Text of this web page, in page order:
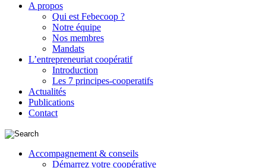
A propos
Qui est Febecoop ?
Notre équipe
Nos membres
Mandats
L’entrepreneuriat coopératif
Introduction
Les 7 principes-cooperatifs
Actualités
Publications
Contact
Accompagnement & conseils
Démarrez votre coopérative